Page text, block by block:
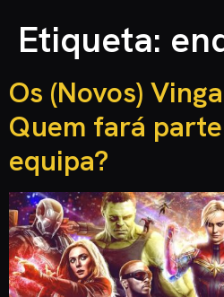
Etiqueta:
Os (Novos)
Quem fará
equipa?